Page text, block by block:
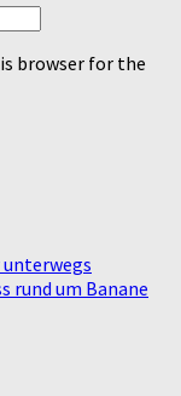
browser for the
rund um Banane